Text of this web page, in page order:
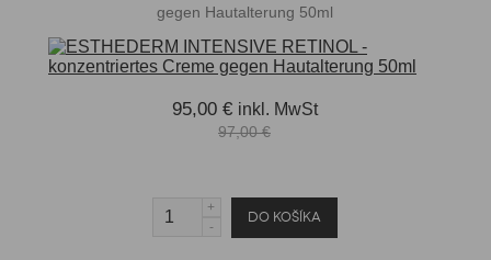
gegen Hautalterung 50ml
95,00 € inkl. MwSt
97,00 €